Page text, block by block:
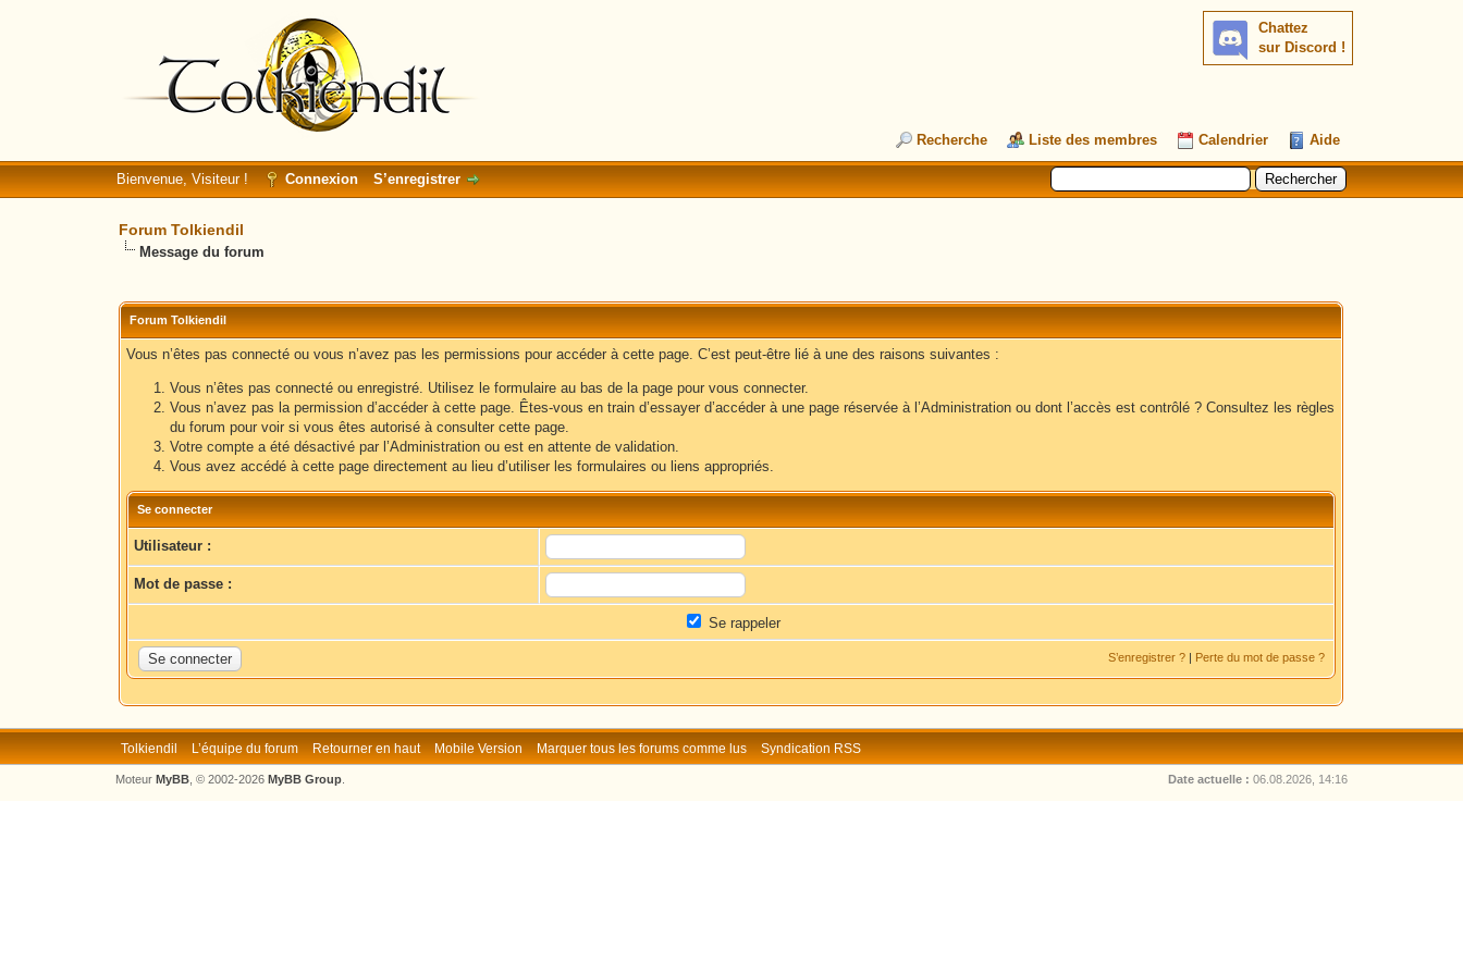
Chattez
sur Discord !
Recherche Liste des membres Calendrier Aide
Bienvenue, Visiteur ! Connexion S’enregistrer
Forum Tolkiendil
Message du forum
Forum Tolkiendil
Vous n’êtes pas connecté ou vous n’avez pas les permissions pour accéder à cette page. C’est peut-être lié à une des raisons suivantes :
Vous n’êtes pas connecté ou enregistré. Utilisez le formulaire au bas de la page pour vous connecter.
Vous n’avez pas la permission d’accéder à cette page. Êtes-vous en train d’essayer d’accéder à une page réservée à l’Administration ou dont l’accès est contrôlé ? Consultez les règles
du forum pour voir si vous êtes autorisé à consulter cette page.
Votre compte a été désactivé par l’Administration ou est en attente de validation.
Vous avez accédé à cette page directement au lieu d’utiliser les formulaires ou liens appropriés.
Se connecter
Utilisateur :
Mot de passe :
Se rappeler
S’enregistrer ? | Perte du mot de passe ?
Tolkiendil L’équipe du forum Retourner en haut Mobile Version Marquer tous les forums comme lus Syndication RSS
Date actuelle : 06.08.2026, 14:16
Moteur MyBB, © 2002-2026 MyBB Group.